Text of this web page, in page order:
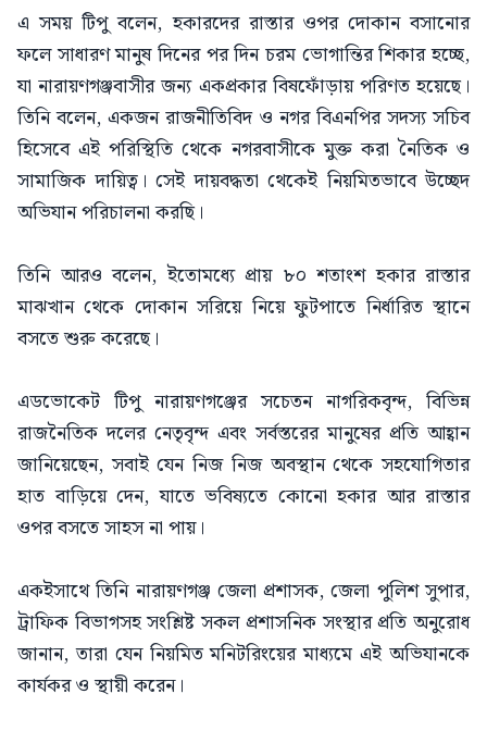
এ সময় টিপু বলেন, হকারদের রাস্তার ওপর দোকান বসানোর
ফলে সাধারণ মানুষ দিনের পর দিন চরম ভোগান্তির শিকার হচ্ছে,
যা নারায়ণগঞ্জবাসীর জন্য একপ্রকার বিষফোঁড়ায় পরিণত হয়েছে।
তিনি বলেন, একজন রাজনীতিবিদ ও নগর বিএনপির সদস্য সচিব
হিসেবে এই পরিস্থিতি থেকে নগরবাসীকে মুক্ত করা নৈতিক ও
সামাজিক দায়িত্ব। সেই দায়বদ্ধতা থেকেই নিয়মিতভাবে উচ্ছেদ
অভিযান পরিচালনা করছি।
তিনি আরও বলেন, ইতোমধ্যে প্রায় ৮০ শতাংশ হকার রাস্তার
মাঝখান থেকে দোকান সরিয়ে নিয়ে ফুটপাতে নির্ধারিত স্থানে
বসতে শুরু করেছে।
এডভোকেট টিপু নারায়ণগঞ্জের সচেতন নাগরিকবৃন্দ, বিভিন্ন
রাজনৈতিক দলের নেতৃবৃন্দ এবং সর্বস্তরের মানুষের প্রতি আহ্বান
জানিয়েছেন, সবাই যেন নিজ নিজ অবস্থান থেকে সহযোগিতার
হাত বাড়িয়ে দেন, যাতে ভবিষ্যতে কোনো হকার আর রাস্তার
ওপর বসতে সাহস না পায়।
একইসাথে তিনি নারায়ণগঞ্জ জেলা প্রশাসক, জেলা পুলিশ সুপার,
ট্রাফিক বিভাগসহ সংশ্লিষ্ট সকল প্রশাসনিক সংস্থার প্রতি অনুরোধ
জানান, তারা যেন নিয়মিত মনিটরিংয়ের মাধ্যমে এই অভিযানকে
কার্যকর ও স্থায়ী করেন।